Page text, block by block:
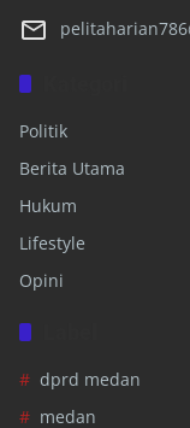
Politik
Berita Utama
Hukum
Lifestyle
Opini
dprd medan
medan